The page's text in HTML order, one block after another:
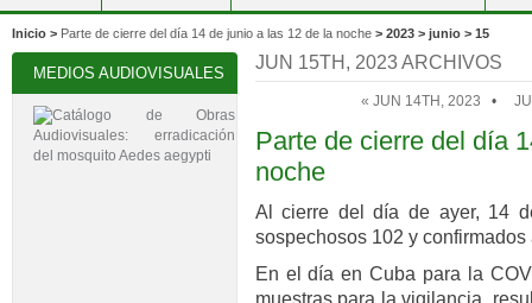
Grupos Recursos de información
Inicio > Parte de cierre del día 14 de junio a las 12 de la noche > 2023 > junio > 15
JUN 15TH, 2023 ARCHIVOS
« JUN 14TH, 2023 •
Parte de cierre del día
noche
Al cierre del día de ayer, 14
sospechosos 102 y confirmados
En el día en Cuba para la
muestras para la vigilancia,
MEDIOS AUDIOVISUALES